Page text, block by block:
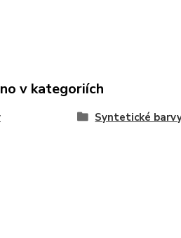
v kategoriích
Syntetické